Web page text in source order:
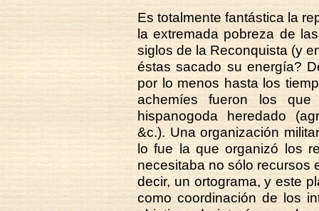
Es totalmente fantástica la
la extremada pobreza de
siglos de la Reconquista (y
éstas sacado su energía?
por lo menos hasta los
achemíes fueron los
hispanogoda heredado
&c.). Una organización
lo fue la que organizó los
necesitaba no sólo recursos
decir, un ortograma, y este
como coordinación de los